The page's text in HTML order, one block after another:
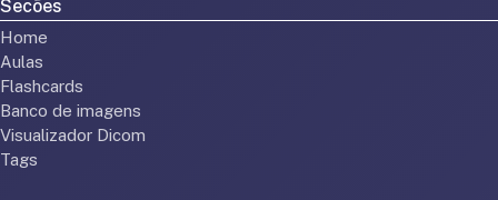
Secões
Home
Aulas
Flashcards
Banco de imagens
Visualizador Dicom
Tags